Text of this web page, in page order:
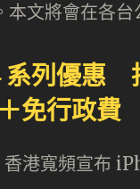
文將會在各
系列優惠
免行政費
港寬頻宣布